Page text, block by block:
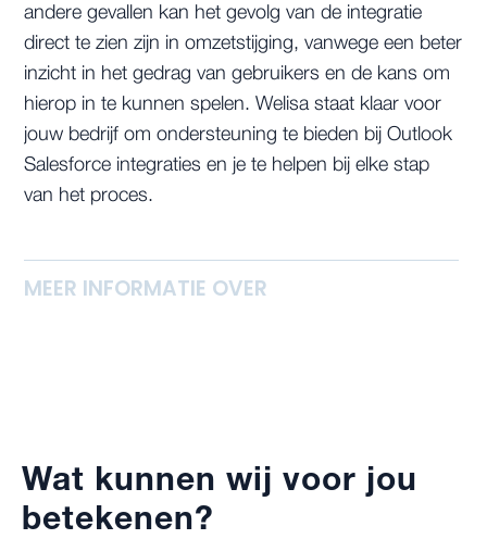
andere gevallen kan het gevolg van de integratie
direct te zien zijn in omzetstijging, vanwege een beter
inzicht in het gedrag van gebruikers en de kans om
hierop in te kunnen spelen. Welisa staat klaar voor
jouw bedrijf om ondersteuning te bieden bij Outlook
Salesforce integraties en je te helpen bij elke stap
van het proces.
MEER INFORMATIE OVER
Wat kunnen wij voor jou
betekenen?